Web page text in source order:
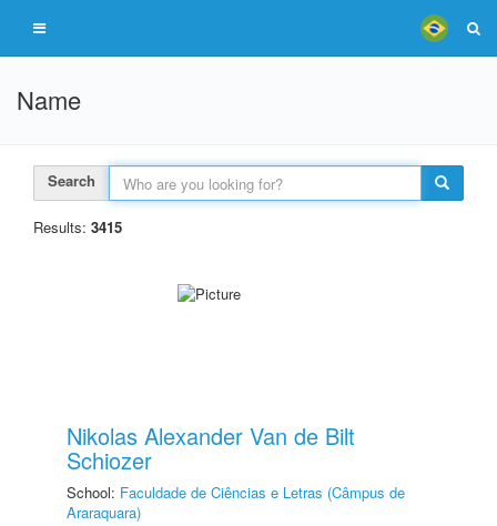
Name
Search
Results: 3415
Nikolas Alexander Van de Bilt
Schiozer
School: Faculdade de Ciências e Letras (Câmpus de
Araraquara)